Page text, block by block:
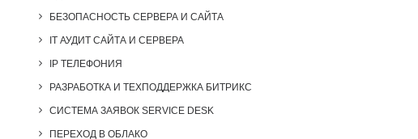
БЕЗОПАСНОСТЬ СЕРВЕРА И САЙТА
IT АУДИТ САЙТА И СЕРВЕРА
IP ТЕЛЕФОНИЯ
РАЗРАБОТКА И ТЕХПОДДЕРЖКА БИТРИКС
СИСТЕМА ЗАЯВОК SERVICE DESK
ПЕРЕХОД В ОБЛАКО